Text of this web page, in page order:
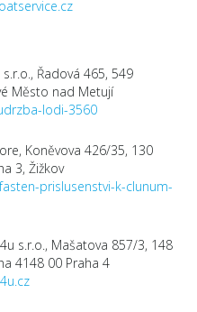
Řadová 465, 549
Město nad Metují
lodi-3560
Koněvova 426/35, 130
3, Žižkov
prislusenstvi-k-clunum-
s.r.o., Mašatova 857/3, 148
4148 00 Praha 4